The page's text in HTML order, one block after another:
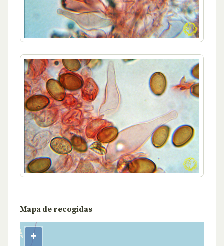
Mapa de recogidas
+